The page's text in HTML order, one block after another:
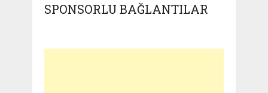
SPONSORLU BAĞLANTILAR